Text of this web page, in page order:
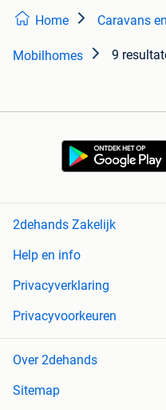
Home Caravans
Mobilhomes 9
2dehands Zakelijk
Help en info
Privacyverklaring
Privacyvoorkeuren
Over 2dehands
Sitemap